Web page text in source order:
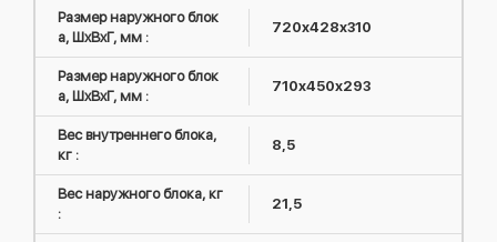
Размер наружного блок
а, ШxВxГ, мм :
720x428x310
Размер наружного блок
а, ШxВxГ, мм :
710x450x293
Вес внутреннего блока,
кг :
8,5
Вес наружного блока, кг
:
21,5